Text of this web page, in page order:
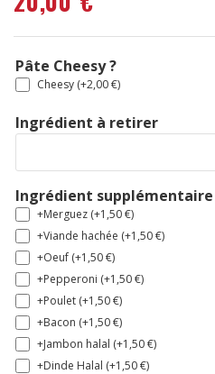
Pâte Cheesy ?
Cheesy (+2,00€)
Ingrédient à retirer
Ingrédient supplémentaire
+Merguez (+1,50€)
+Viande hachée (+1,50€)
+Oeuf (+1,50€)
+Pepperoni (+1,50€)
+Poulet (+1,50€)
+Bacon (+1,50€)
+Jambon halal (+1,50€)
+Dinde Halal (+1,50€)